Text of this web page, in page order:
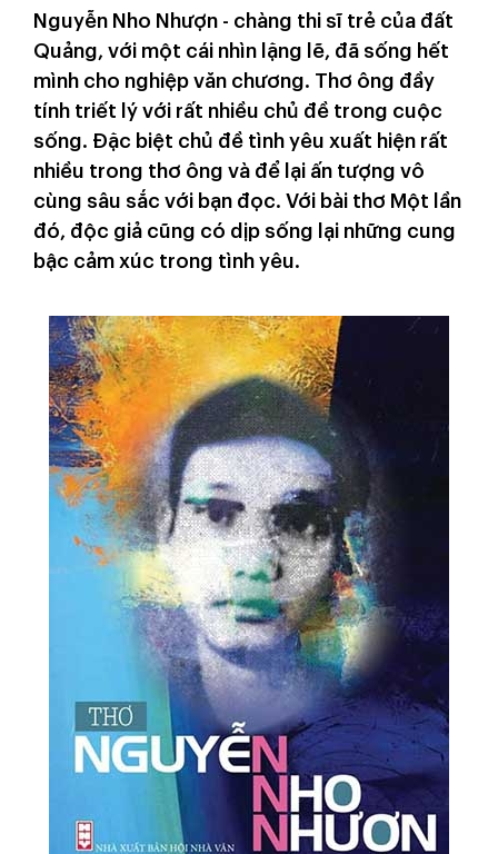
Nguyễn Nho Nhượn - chàng thi sĩ trẻ của đất
Quảng, với một cái nhìn lặng lẽ, đã sống hết
mình cho nghiệp văn chương. Thơ ông đầy
tính triết lý với rất nhiều chủ đề trong cuộc
sống. Đặc biệt chủ đề tình yêu xuất hiện rất
nhiều trong thơ ông và để lại ấn tượng vô
cùng sâu sắc với bạn đọc. Với bài thơ Một lần
đó, độc giả cũng có dịp sống lại những cung
bậc cảm xúc trong tình yêu.